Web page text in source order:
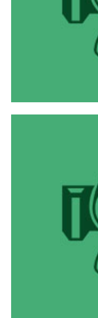
2017 年 2
东方
2017 年 2